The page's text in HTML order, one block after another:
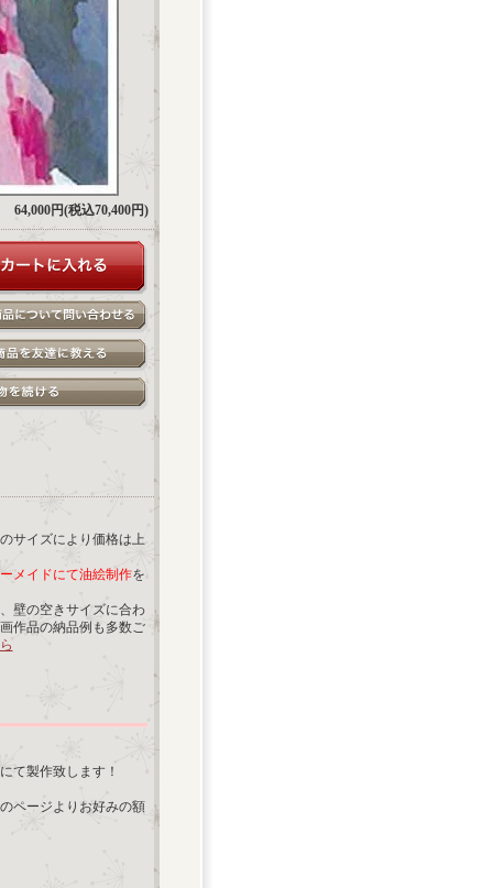
64,000円(税込70,400円)
サイズにより価格は上
メイドにて油絵制作を
壁の空きサイズに合わ
作品の納品例も多数ご
にて製作致します！
ページよりお好みの額